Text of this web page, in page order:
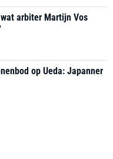
arbiter Martijn Vos
op Ueda: Japanner